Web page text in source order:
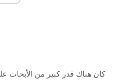
كان هناك قدر كبير من الأبحاث